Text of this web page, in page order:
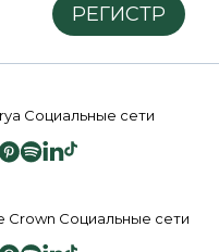
РЕГИСТР
Социальные сети
Crown Социальные сети